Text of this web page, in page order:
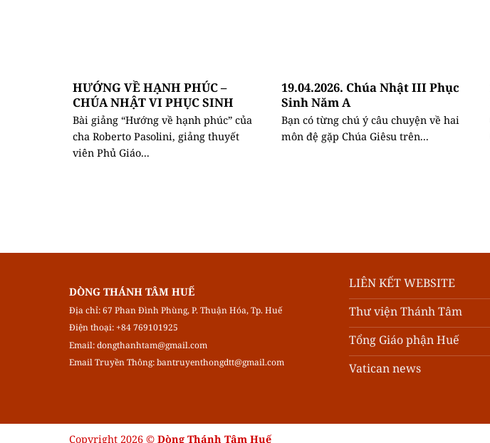
HƯỚNG VỀ HẠNH PHÚC –
CHÚA NHẬT VI PHỤC SINH
Bài giảng “Hướng về hạnh phúc” của
cha Roberto Pasolini, giảng thuyết
viên Phủ Giáo...
19.04.2026. Chúa Nhật III Phục
Sinh Năm A
Bạn có từng chú ý câu chuyện về hai
môn đệ gặp Chúa Giêsu trên...
DÒNG THÁNH TÂM HUẾ
Địa chỉ: 67 Phan Đình Phùng, P. Thuận Hóa, Tp. Huế
Điện thoại: +84 769101925
Email:dongthanhtam@gmail.com
Email Truyền Thông:bantruyenthongdtt@gmail.com
LIÊN KẾT WEBSITE
Thư viện Thánh Tâm
Tổng Giáo phận Huế
Vatican news
Copyright 2026 © Dòng Thánh Tâm Huế